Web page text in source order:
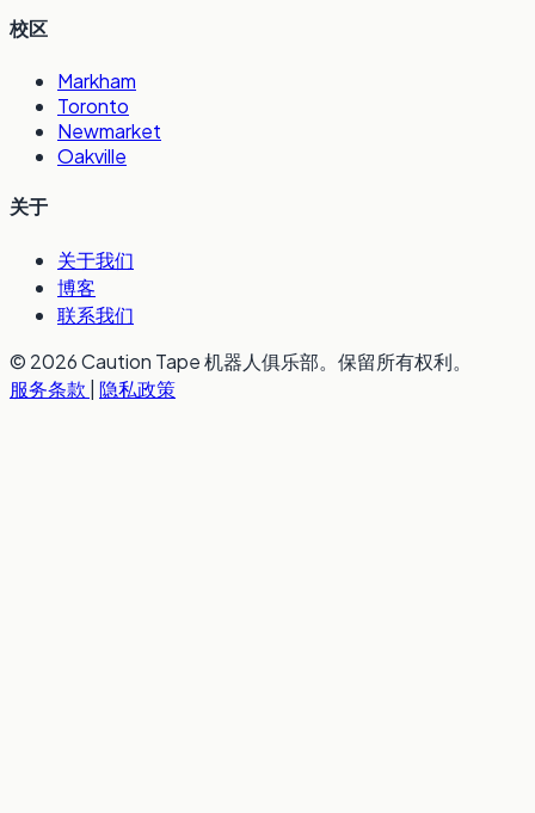
校区
Markham
Toronto
Newmarket
Oakville
关于
关于我们
博客
联系我们
© 2026 Caution Tape 机器人俱乐部。保留所有权利。
服务条款 | 隐私政策